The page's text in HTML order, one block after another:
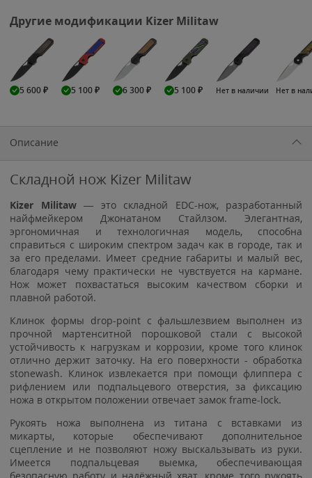
Другие модификации Kizer Militaw
5 600₽ 5 100₽ 6 300₽ 5 100₽ Нет в наличии Нет в
Описание
Складной нож Kizer Militaw
Kizer Militaw — это складной EDC-нож, разработанный
найфмейкером Джонатаном Стайлзом. Элегантная,
эргономичная и технологичная модель, способна
справиться с широким спектром задач как в городе, так и
за его пределами. Имеет средние габариты и малый вес,
благодаря чему практически не чувствуется на кармане.
Нож может похвастаться высоким качеством сборки и
плавной работой.
Клинок формы drop-point c фальшлезвием выполнен из
прочной мартенситной порошковой стали с высокой
устойчивость к нагрузкам и коррозии, кроме того клинок
отлично держит заточку. На его поверхности - обработка
stonewash. Клинок извлекается при помощи флиппера с
рифлением или подпальцевого отверстия, за фиксацию
ножа в открытом положении отвечает замок frame-lock.
Рукоять ножа выполнена из титана с вставками из
микарты, которые обеспечивают дополнительное
сцепление и не позволяют ножу выскальзывать из руки.
Имеется подпальцевая выемка, обеспечивающая